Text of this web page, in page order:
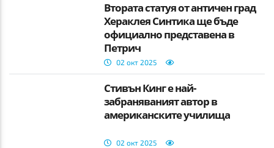
Втората статуя от античен град
Хераклея Синтика ще бъде
официално представена в
Петрич
02 окт 2025
Стивън Кинг е най-
забраняваният автор в
американските училища
02 окт 2025